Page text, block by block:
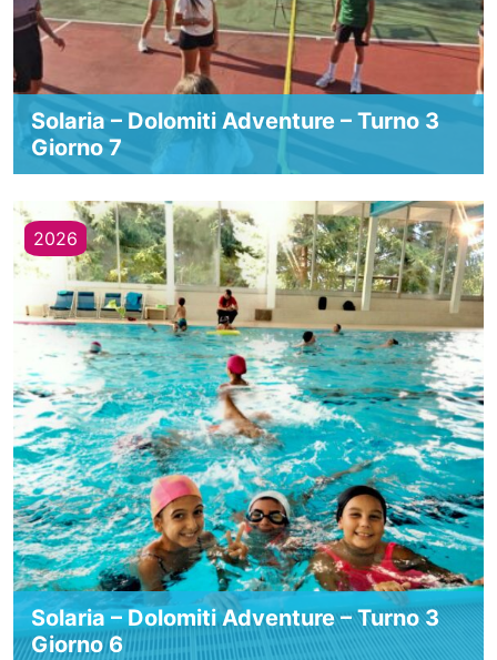
Solaria – Dolomiti Adventure – Turno 3
Giorno 7
2026
Solaria – Dolomiti Adventure – Turno 3
Giorno 6